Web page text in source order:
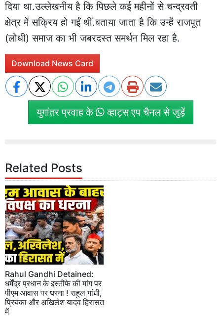
दिया था.उल्लेखनीय है कि पिछले कई महीनों से चन्द्रवती
क्षेत्र में सक्रिय हो गईं थीं.बताया जाता है कि उन्हें राजपूत
(लोधी) समाज का भी जबरदस्त समर्थन मिल रहा है.
Download News Card
युगांतर प्रवाह के व्हाट्स एप चैनल से जुड़ें
Related Posts
Rahul Gandhi Detained:
धर्मेंद्र प्रधान के इस्तीफे की मांग पर
पीएम आवास पर धरना ! राहुल गांधी,
प्रियंका और अखिलेश यादव हिरासत
में